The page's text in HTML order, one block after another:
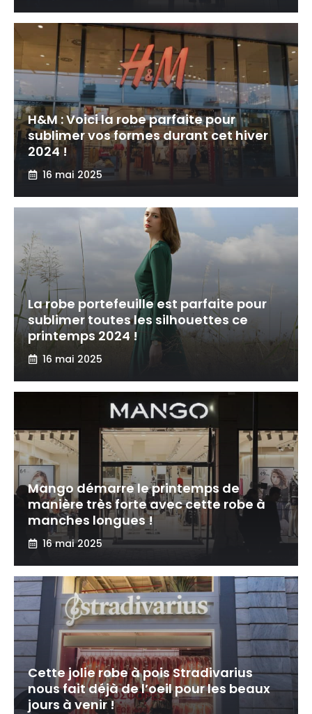
H&M : Voici la robe parfaite pour
sublimer vos formes durant cet hiver
2024 !
16 mai 2025
La robe portefeuille est parfaite pour
sublimer toutes les silhouettes ce
printemps 2024 !
16 mai 2025
Mango démarre le printemps de
manière très forte avec cette robe à
manches longues !
16 mai 2025
Cette jolie robe à pois Stradivarius
nous fait déjà de l’oeil pour les beaux
jours à venir !